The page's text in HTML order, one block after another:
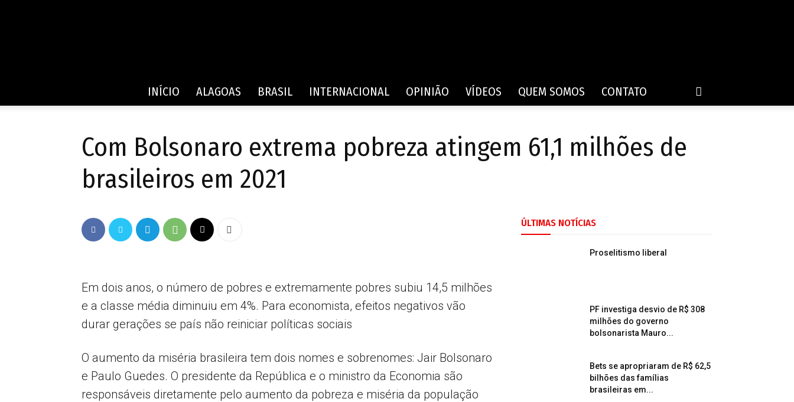
de
Popular
INÍCIO ALAGOAS BRASIL INTERNACIONAL OPINIÃO VÍDEOS QUEM SOMOS CONTATO
Com Bolsonaro extrema pobreza atingem 61,1 milhões de
brasileiros em 2021
Em dois anos, o número de pobres e extremamente pobres subiu 14,5 milhões
e a classe média diminuiu em 4%. Para economista, efeitos negativos vão
durar gerações se país não reiniciar políticas sociais
O aumento da miséria brasileira tem dois nomes e sobrenomes: Jair Bolsonaro
e Paulo Guedes. O presidente da República e o ministro da Economia são
responsáveis diretamente pelo aumento da pobreza e miséria da população
ÚLTIMAS NOTÍCIAS
Proselitismo liberal
PF investiga desvio de R$ 308
milhões do governo
bolsonarista Mauro...
Bets se apropriaram de R$ 62,5
bilhões das famílias
brasileiras em...